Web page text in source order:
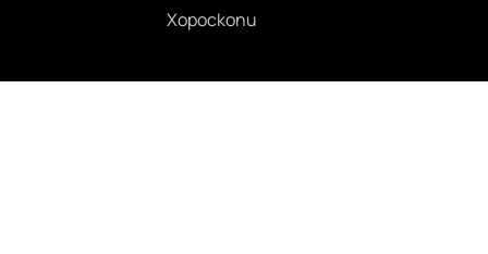
Хороскопи